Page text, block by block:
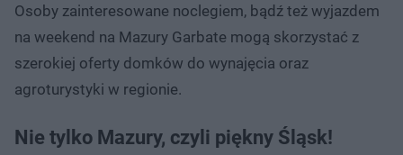
Osoby zainteresowane noclegiem, bądź też wyjazdem
na weekend na Mazury Garbate mogą skorzystać z
szerokiej oferty domków do wynajęcia oraz
agroturystyki w regionie.
Nie tylko Mazury, czyli piękny Śląsk!